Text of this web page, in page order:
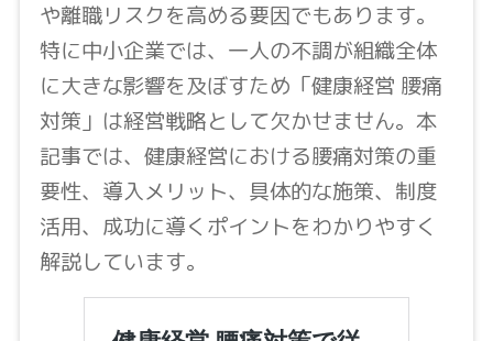
や離職リスクを高める要因でもあります。
特に中小企業では、一人の不調が組織全体
に大きな影響を及ぼすため「健康経営 腰痛
対策」は経営戦略として欠かせません。本
記事では、健康経営における腰痛対策の重
要性、導入メリット、具体的な施策、制度
活用、成功に導くポイントをわかりやすく
解説しています。